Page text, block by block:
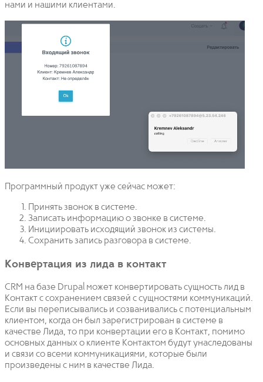
нами и нашими клиентами.
Программный продукт уже сейчас может:
Принять звонок в системе.
Записать информацию о звонке в системе.
Инициировать исходящий звонок из системы.
Сохранить запись разговора в системе.
Конвертация из лида в контакт
CRM на базе Drupal может конвертировать сущность лид в
Контакт с сохранением связей с сущностями коммуникаций.
Если вы переписывались и созванивались с потенциальным
клиентом, когда он был зарегистрирован в системе в
качестве Лида, то при конвертации его в Контакт, помимо
основных данных о клиенте Контактом будут унаследованы
и связи со всеми коммуникациями, которые были
произведены с ним в качестве Лида.